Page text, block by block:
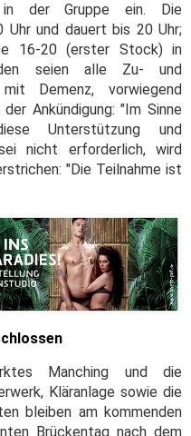
in der Gruppe ein. Die
Uhr und dauert bis 20 Uhr;
16-20 (erster Stock) in
seien alle Zu- und
Demenz, vorwiegend
Ankündigung: "Im Sinne
Unterstützung und
nicht erforderlich, wird
"Die Teilnahme ist
Manching und die
Kläranlage sowie die
bleiben am kommenden
Brückentag nach dem